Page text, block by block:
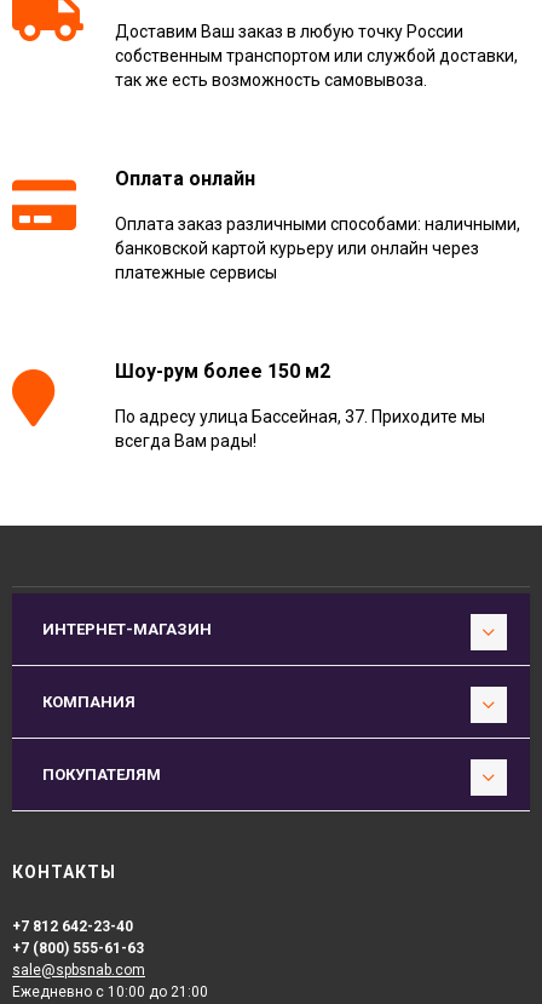
Доставим Ваш заказ в любую точку России
собственным транспортом или службой доставки,
так же есть возможность самовывоза.
Оплата онлайн
Оплата заказ различными способами: наличными,
банковской картой курьеру или онлайн через
платежные сервисы
Шоу-рум более 150 м2
По адресу улица Бассейная, 37. Приходите мы
всегда Вам рады!
ИНТЕРНЕТ-МАГАЗИН
КОМПАНИЯ
ПОКУПАТЕЛЯМ
КОНТАКТЫ
+7 812 642-23-40
+7 (800) 555-61-63
sale@spbsnab.com
Ежедневно с 10:00 до 21:00